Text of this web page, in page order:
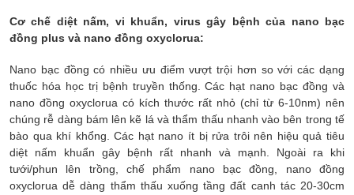
Cơ chế diệt nấm, vi khuẩn, virus gây bệnh của nano bạc
đồng plus và nano đồng oxyclorua:
Nano bạc đồng có nhiều ưu điểm vượt trội hơn so với các dạng
thuốc hóa học trị bệnh truyền thống. Các hạt nano bạc đồng và
nano đồng oxyclorua có kích thước rất nhỏ (chỉ từ 6-10nm) nên
chúng rễ dàng bám lên kẽ lá và thẩm thấu nhanh vào bên trong tế
bào qua khí khổng. Các hạt nano ít bị rửa trôi nên hiệu quả tiêu
diệt nấm khuẩn gây bệnh rất nhanh và mạnh. Ngoài ra khi
tưới/phun lên trồng, chế phẩm nano bạc đồng, nano đồng
oxyclorua dễ dàng thẩm thấu xuống tầng đất canh tác 20-30cm